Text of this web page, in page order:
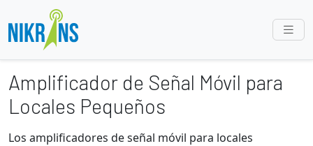
Amplificador de Señal Móvil para
Locales Pequeños
Los amplificadores de señal móvil para locales